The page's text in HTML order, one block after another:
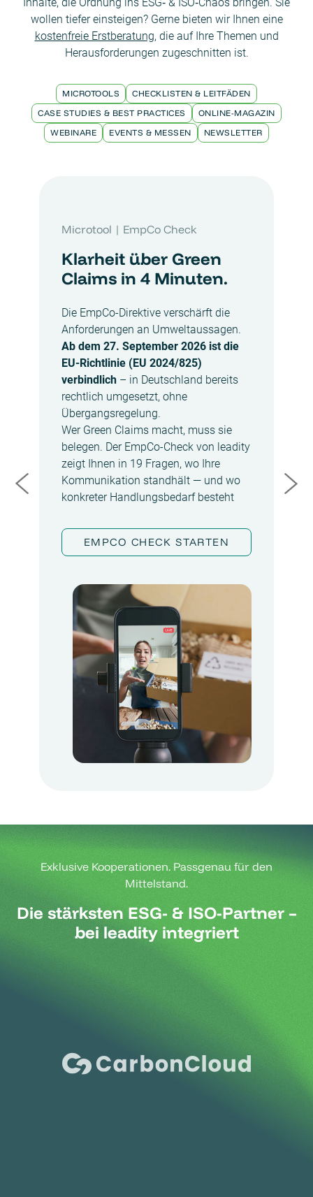
wollen tiefer einsteigen? Gerne bieten wir Ihnen eine
kostenfreie Erstberatung, die auf Ihre Themen und
Herausforderungen zugeschnitten ist.
MICROTOOLS
CHECKLISTEN & LEITFÄDEN
CASE STUDIES & BEST PRACTICES
ONLINE-MAGAZIN
WEBINARE
EVENTS & MESSEN NEWSLETTER
Microtool | EmpCo Check
Klarheit über Green
Claims in 4 Minuten.
Die EmpCo-Direktive verschärft die
Anforderungen an Umweltaussagen.
Ab dem 27. September 2026 ist die
EU-Richtlinie (EU 2024/825)
verbindlich – in Deutschland bereits
rechtlich umgesetzt, ohne
Übergangsregelung.
Wer Green Claims macht, muss sie
belegen. Der EmpCo-Check von leadity
zeigt Ihnen in 19 Fragen, wo Ihre
Kommunikation standhält — und wo
konkreter Handlungsbedarf besteht
EMPCO CHECK STARTEN
Exklusive Kooperationen. Passgenau für den
Mittelstand.
Die stärksten ESG- & ISO-Partner –
bei leadity integriert